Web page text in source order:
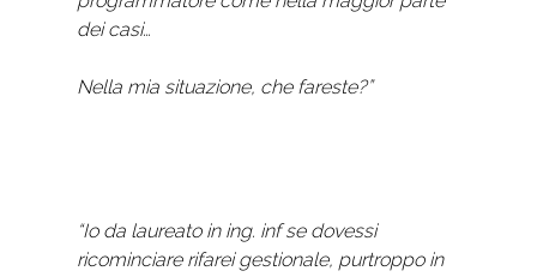
dei casi…
Nella mia situazione, che fareste?”
“Io da laureato in ing. inf se dovessi
ricominciare rifarei gestionale, purtroppo in